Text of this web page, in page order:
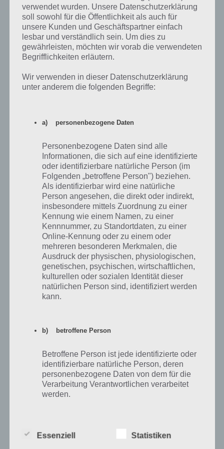
Anja 24.12.2013 22:34
Ich hatte die 1.000.000-mal-tippen-app ..ich habe auch sehr lange
durchgehalten bis ich bis vor kurzem nur noch ca 85.000 mal
draufdrücken musste !! :o oh, man ich hab mein halbes Leben damit
vergoldet :D :D Aber es war immer eine gute Ausrede um bei iwelche
schulischen Pflichten drum rum zukommen :D naja.. im Endeffekt
habe ich die App zum Schluss anscheinend nicht richtig geschlossen
wieder an und die App startet wieder bei 1.000.000 -.- super :D :D Die
Antworten
larita 06.11.2013 21:24
Hab es durchgespielt , bei mir kam iTunes raus , aber irgendwie steht
da dass der Code schon eingelost wurde , hilfeeee was soll ich
Antworten
du wurdest verarscht
0 Antworten
Weil ich gerade mal bei 984,834 bin ich hab das
verwendet wurden. Unsere Datenschutzerklärung
soll sowohl für die Öffentlichkeit als auch für
unsere Kunden und Geschäftspartner einfach
lesbar und verständlich sein. Um dies zu
gewährleisten, möchten wir vorab die verwendeten
Begrifflichkeiten erläutern.
Wir verwenden in dieser Datenschutzerklärung
unter anderem die folgenden Begriffe:
a) personenbezogene Daten
Personenbezogene Daten sind alle
Informationen, die sich auf eine identifizierte
oder identifizierbare natürliche Person (im
Folgenden „betroffene Person") beziehen.
Als identifizierbar wird eine natürliche
Person angesehen, die direkt oder indirekt,
insbesondere mittels Zuordnung zu einer
Kennung wie einem Namen, zu einer
Kennnummer, zu Standortdaten, zu einer
Online-Kennung oder zu einem oder
mehreren besonderen Merkmalen, die
Ausdruck der physischen, physiologischen,
genetischen, psychischen, wirtschaftlichen,
kulturellen oder sozialen Identität dieser
natürlichen Person sind, identifiziert werden
kann.
b) betroffene Person
Betroffene Person ist jede identifizierte oder
identifizierbare natürliche Person, deren
personenbezogene Daten von dem für die
Verarbeitung Verantwortlichen verarbeitet
werden.
Essenziell Statistiken